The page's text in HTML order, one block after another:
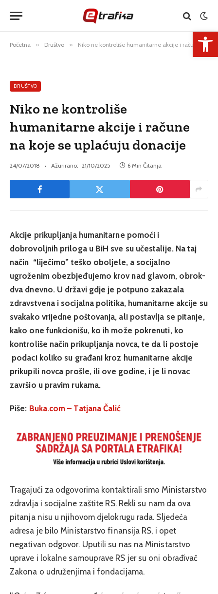
Početna » Društvo » Niko ne kontroliše humanitarne akcije i račune na koje se uplaćuju donacije
DRUŠTVO
Niko ne kontroliše
humanitarne akcije i račune
na koje se uplaćuju donacije
24/07/2018 Ažurirano: 21/10/2025 6 Min Čitanja
Akcije prikupljanja humanitarne pomoći i
dobrovoljnih priloga u BiH sve su učestalije. Na taj
način “liječimo” teško oboljele, a socijalno
ugroženim obezbjeđujemo krov nad glavom, obrok-
dva dnevno. U državi gdje je potpuno zakazala
zdravstvena i socijalna politika, humanitarne akcije su
svakako vrijedne poštovanja, ali postavlja se pitanje,
kako one funkcionišu, ko ih može pokrenuti, ko
kontroliše način prikupljanja novca, te da li postoje
podaci koliko su građani kroz humanitarne akcije
prikupili novca prošle, ili ove godine, i je li novac
završio u pravim rukama.
Piše: Buka.com – Tatjana Čalić
Tragajući za odgovorima kontaktirali smo Ministarstvo
zdravlja i socijalne zaštite RS. Rekli su nam da ova
pitanja nisu u njihovom djelokrugu rada. Sljedeća
adresa je biloMinistarstvo finansija RS, i opet
negativan odgovor. Uputili su nas naMinistarstvo
uprave i lokalne samouprave RS jer su oni obrađivač
Zakona o udruženjima i fondacijama.